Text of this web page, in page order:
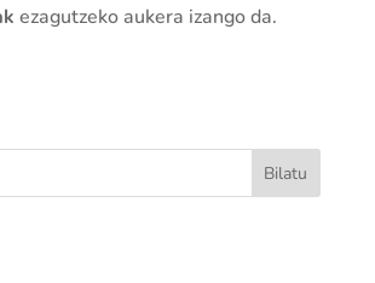
ezagutzeko aukera izango da.